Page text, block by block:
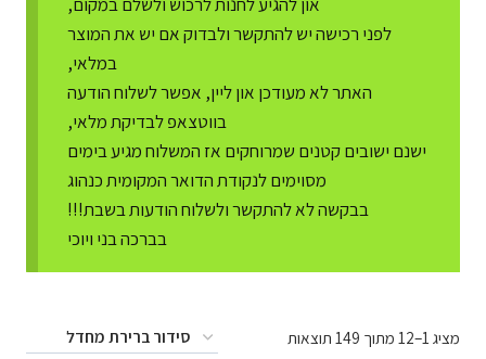
לפני רכישה יש להתקשר ולבדוק אם יש את המוצר
במלאי,
האתר לא מעודכן און ליין, אפשר לשלוח הודעה
בווטצאפ לבדיקת מלאי,
ישנם ישובים קטנים שמרוחקים אז המשלוח מגיע בימים
מסוימים לנקודת הדואר המקומית כנהוג
בבקשה לא להתקשר ולשלוח הודעות בשבת!!!
בברכה בני ויוכי
מציג 1–12 מתוך 149 תוצאות